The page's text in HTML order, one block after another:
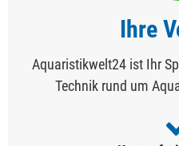
Ihre
Aquaristikwelt24 ist Ihr
Technik rund um